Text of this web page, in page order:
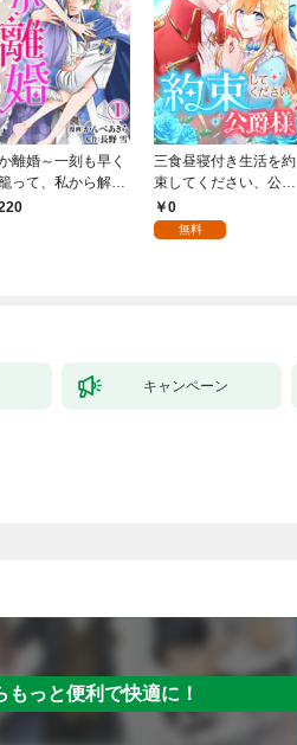
離婚～一刻も早く
って、私から解放
さしあげます！1
三食昼寝付き生活を約
束してください、公爵
様 1話
0
無料
キャンペーン
もっと便利で快適に！